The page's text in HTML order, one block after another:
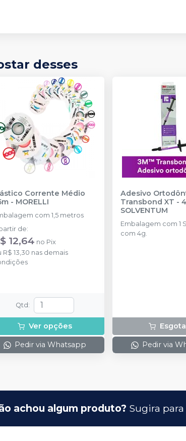
desses
Corrente Médio
- MORELLI
com 1,5 metros
de:
12,64 no Pix
R$ 13,30 nas demais
Qtd :
Ver opções
Pedir via Whatsapp
Adesivo
Transbond XT -
SOLVENTUM
Embalagem com 1
com 4g.
Pedir via
achou algum produto? Sugira para